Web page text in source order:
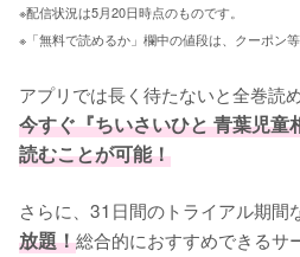
※配信状況は5月20日時点のものです。
※「無料で読めるか」欄中の値段は、クーポン
アプリでは長く待たないと全巻読
今すぐ『ちいさいひと 青葉児童
読むことが可能！
さらに、31日間のトライアル期間
放題！総合的におすすめできるサ